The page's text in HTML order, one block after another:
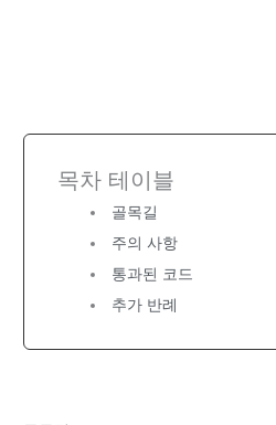
목차 테이블
골목길
주의 사항
통과된 코드
추가 반례